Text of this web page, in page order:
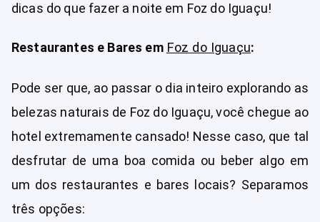
dicas do que fazer a noite em Foz do Iguaçu!
Restaurantes e Bares em Foz do Iguaçu:
Pode ser que, ao passar o dia inteiro explorando as
belezas naturais de Foz do Iguaçu, você chegue ao
hotel extremamente cansado! Nesse caso, que tal
desfrutar de uma boa comida ou beber algo em
um dos restaurantes e bares locais? Separamos
três opções: